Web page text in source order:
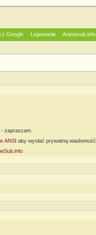
z Google Logowanie Animesub.info
zapraszam.
ANSI aby wysłać prywatną wiadomość